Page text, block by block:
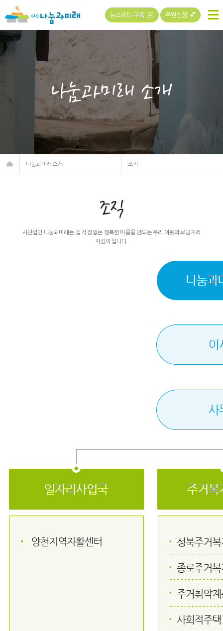
뉴스레터 구독 ✉️ 후원신청 💕
나눔과미래 소개
나눔과미래 소개 조직
조직
사단법인 나눔과미래는 집 걱정 없는 행복한 마을을 만드는 우리 이웃의 보금자리
지킴이 입니다.